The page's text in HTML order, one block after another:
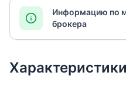
Информацию по
брокера
Характеристики